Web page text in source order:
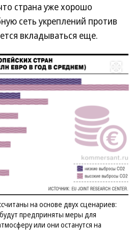
страна уже хорошо
сеть укреплений против
вкладываться еще.
Развернуть
на основе двух сценариев:
предприняты меры для
или они останутся на